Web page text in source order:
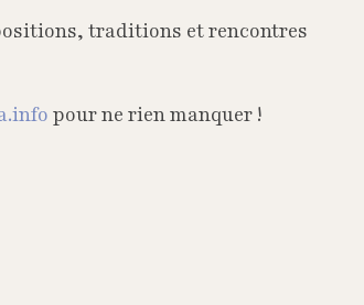
traditions et rencontres
pour ne rien manquer !